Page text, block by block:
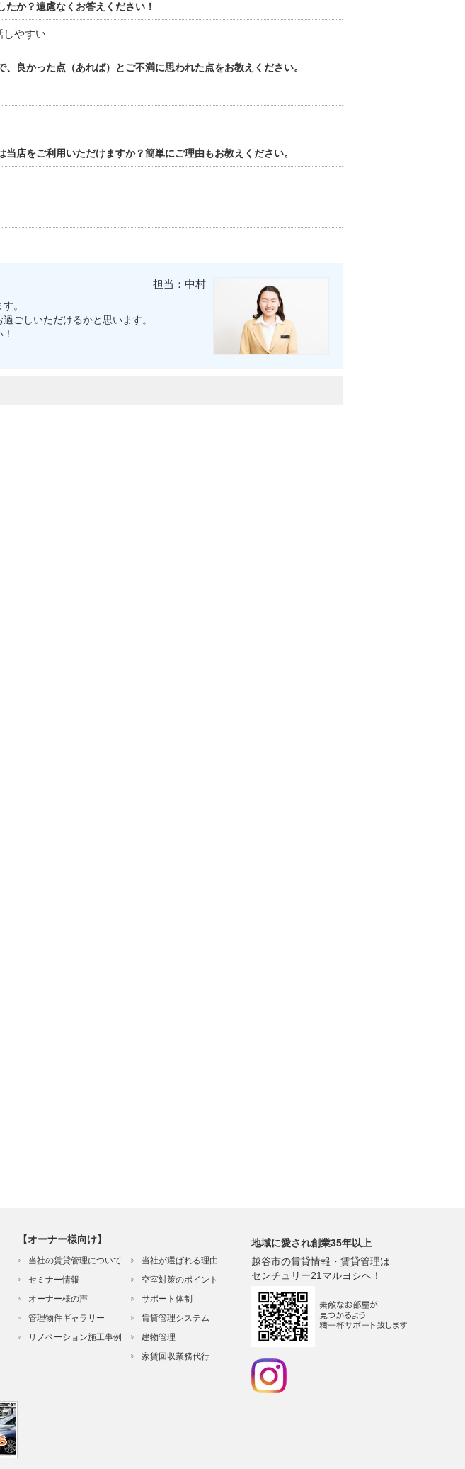
か？遠慮なくお答えください！
しやすい
良かった点（あれば）とご不満に思われた点をお教えください。
店をご利用いただけますか？簡単にご理由もお教えください。
。
ごしいただけるかと思います。
担当：中村
【オーナー様向け】
当社の賃貸管理について
セミナー情報
オーナー様の声
管理物件ギャラリー
リノベーション施工事例
当社が選ばれる理由
空室対策のポイント
サポート体制
賃貸管理システム
建物管理
家賃回収業務代行
地域に愛され創業35年以上
越谷市の賃貸情報・賃貸管理は
センチュリー21マルヨシへ！